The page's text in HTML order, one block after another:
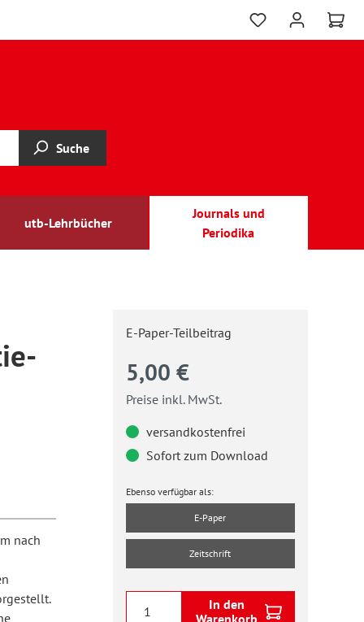
Suche
utb-Lehrbücher
Journals und
Periodika
nach
E-Paper-Teilbeitrag
5,00 €
Preise inkl. MwSt.
versandkostenfrei
Sofort zum Download
Ebenso verfügbar als:
E-Paper
Zeitschrift
In den
Warenkorb